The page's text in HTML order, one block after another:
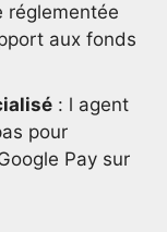
réglementée
aux fonds
: l agent
pour
Pay sur